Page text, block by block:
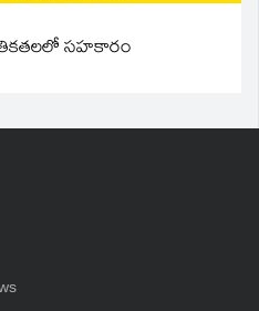
సహకారం